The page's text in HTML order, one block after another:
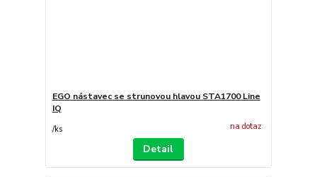
EGO nástavec se strunovou hlavou STA1700 Line
IQ
/ks na dotaz
Detail